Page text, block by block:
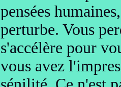
pensées
perturbe. Vous
s'accélère pour
vous avez